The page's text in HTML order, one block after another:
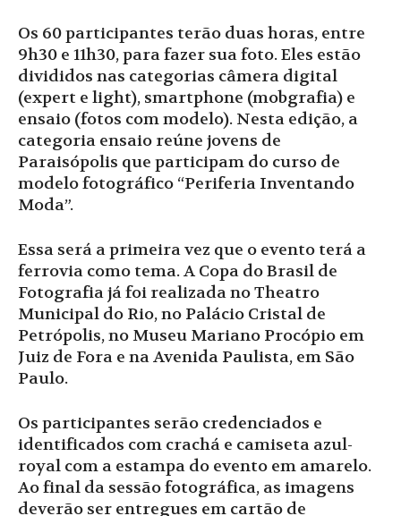
Os 60 participantes terão duas horas, entre
9h30 e 11h30, para fazer sua foto. Eles estão
divididos nas categorias câmera digital
(expert e light), smartphone (mobgrafia) e
ensaio (fotos com modelo). Nesta edição, a
categoria ensaio reúne jovens de
Paraisópolis que participam do curso de
modelo fotográfico “Periferia Inventando
Moda”.
Essa será a primeira vez que o evento terá a
ferrovia como tema. A Copa do Brasil de
Fotografia já foi realizada no Theatro
Municipal do Rio, no Palácio Cristal de
Petrópolis, no Museu Mariano Procópio em
Juiz de Fora e na Avenida Paulista, em São
Paulo.
Os participantes serão credenciados e
identificados com crachá e camiseta azul-
royal com a estampa do evento em amarelo.
Ao final da sessão fotográfica, as imagens
deverão ser entregues em cartão de